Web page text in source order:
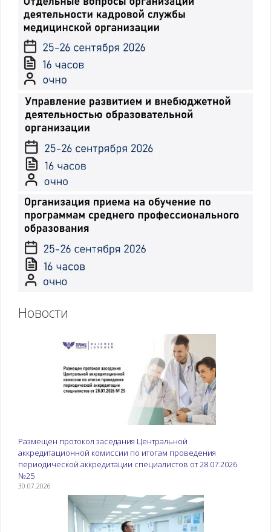
Новости
Размещен протокол заседания Центральной
аккредитационной комиссии по итогам проведения
периодической аккредитации специалистов от 28.07.2026
№25
30.07.2026